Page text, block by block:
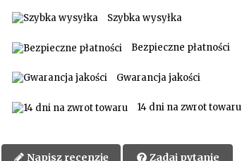
Szybka wysyłka
Bezpieczne płatności
Gwarancja jakości
14 dni na zwrot towaru
Napisz recenzję Zadaj pytanie